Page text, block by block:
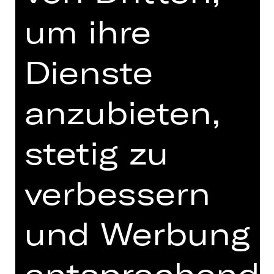
Donnerstag, 18.02.2027
20.00 Uhr
XRT 3. Etage
Abo BB2
Tickets
Termine und Besetzung
Uraufführung
um ihre
Dienste
anzubieten,
stetig zu
verbessern
und Werbung